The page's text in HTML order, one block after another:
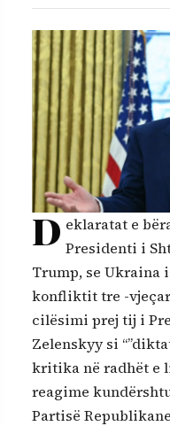
D eklaratat e
Presidenti i
Trump, se Ukraina
konfliktit tre -
cilësimi prej tij i
Zelenskyy si
kritika në radhët e
reagime
Partisë